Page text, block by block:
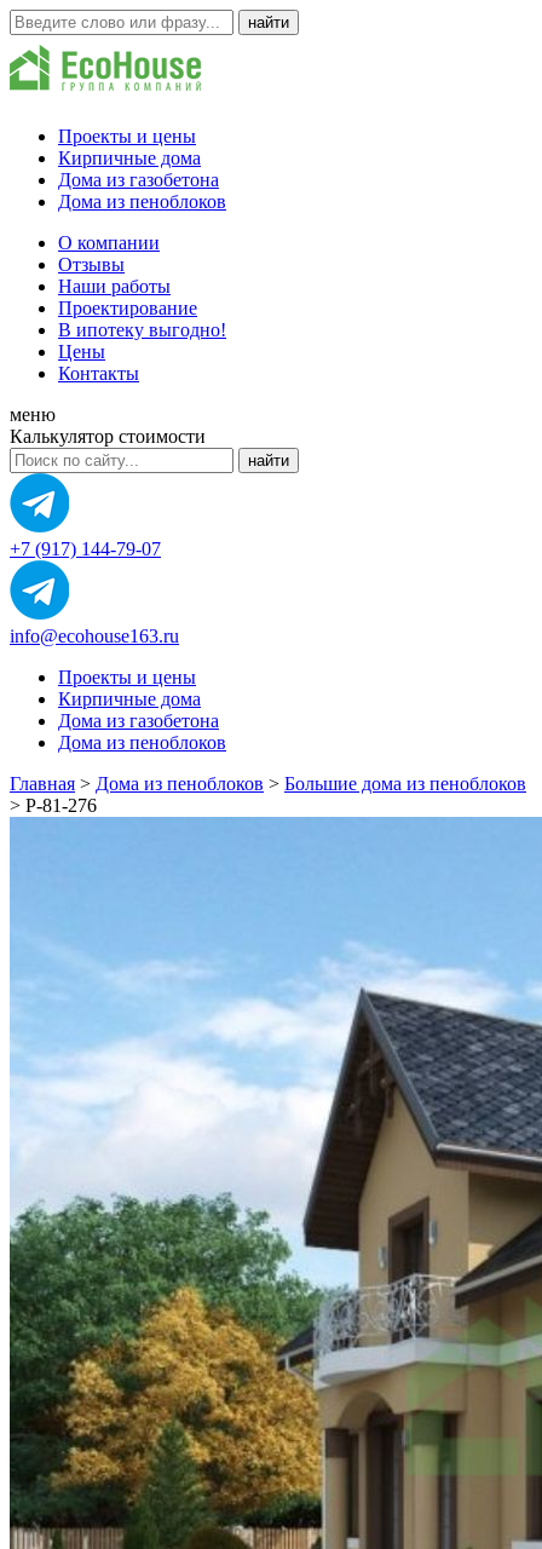
Проекты и цены
Кирпичные дома
Дома из газобетона
Дома из пеноблоков
О компании
Отзывы
Наши работы
Проектирование
В ипотеку выгодно!
Цены
Контакты
меню
Калькулятор стоимости
+7 (917) 144-79-07
info@ecohouse163.ru
Проекты и цены
Кирпичные дома
Дома из газобетона
Дома из пеноблоков
Главная > Дома из пеноблоков > Большие дома из пеноблоков
> Р-81-276